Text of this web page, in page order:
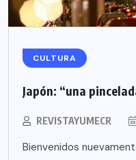
CULTURA
Japón: “una
REVISTAYUMECR
Bienvenidos